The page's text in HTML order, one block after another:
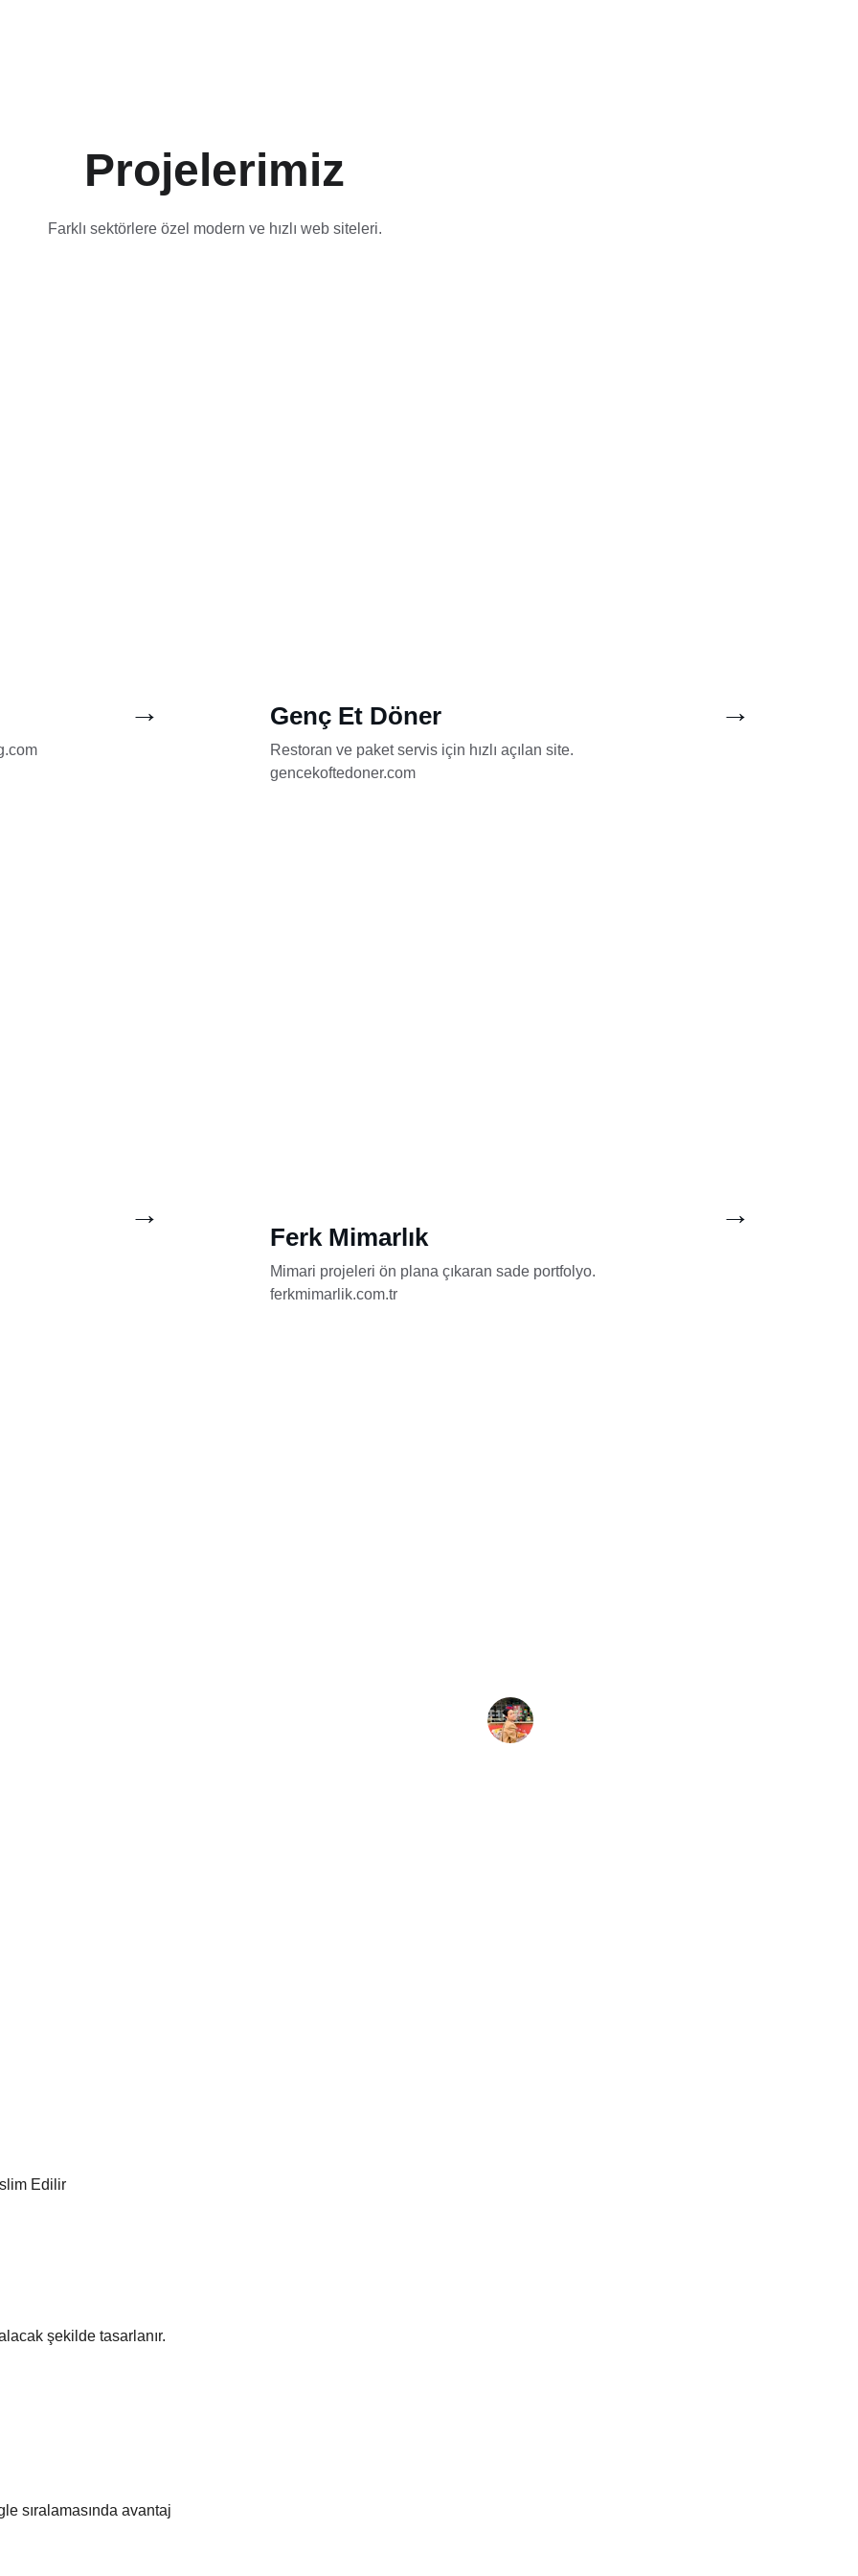
Projelerimiz
Farklı sektörlere özel modern ve hızlı web siteleri.
Genç Et Döner
Restoran ve paket servis için hızlı açılan site.
gencekoftedoner.com
Ferk Mimarlık
Mimari projeleri ön plana çıkaran sade portfolyo.
ferkmimarlik.com.tr
→ →
→ →
Edilir
şekilde tasarlanır.
sıralamasında avantaj